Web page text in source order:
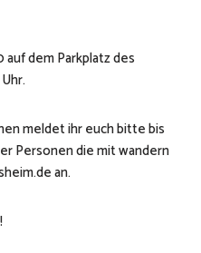
auf dem Parkplatz des
meldet ihr euch bitte bis
Personen die mit wandern
an.